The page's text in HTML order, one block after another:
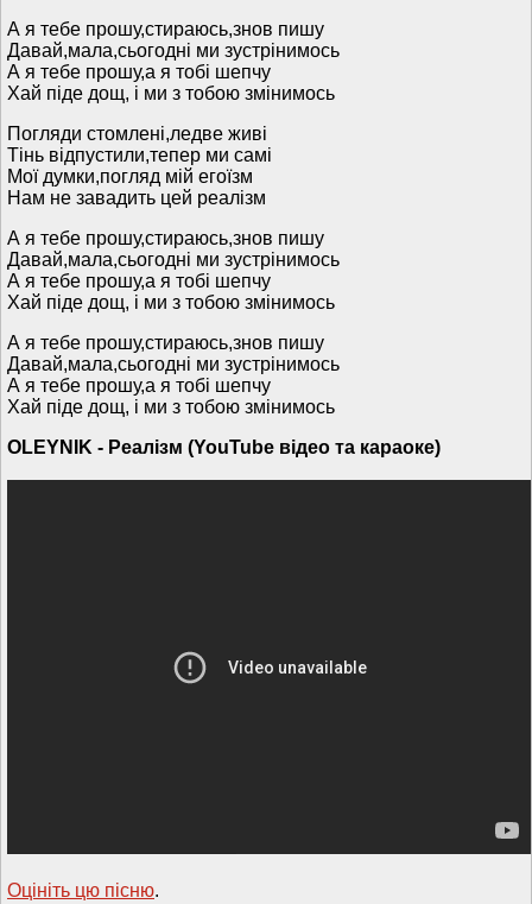
А я тебе прошу,стираюсь,знов пишу
Давай,мала,сьогодні ми зустрінимось
А я тебе прошу,а я тобі шепчу
Хай піде дощ, і ми з тобою змінимось
Погляди стомлені,ледве живі
Тінь відпустили,тепер ми самі
Мої думки,погляд мій егоїзм
Нам не завадить цей реалізм
А я тебе прошу,стираюсь,знов пишу
Давай,мала,сьогодні ми зустрінимось
А я тебе прошу,а я тобі шепчу
Хай піде дощ, і ми з тобою змінимось
А я тебе прошу,стираюсь,знов пишу
Давай,мала,сьогодні ми зустрінимось
А я тебе прошу,а я тобі шепчу
Хай піде дощ, і ми з тобою змінимось
OLEYNIK - Реалiзм (YouTube відео та караоке)
Оцініть цю пісню.